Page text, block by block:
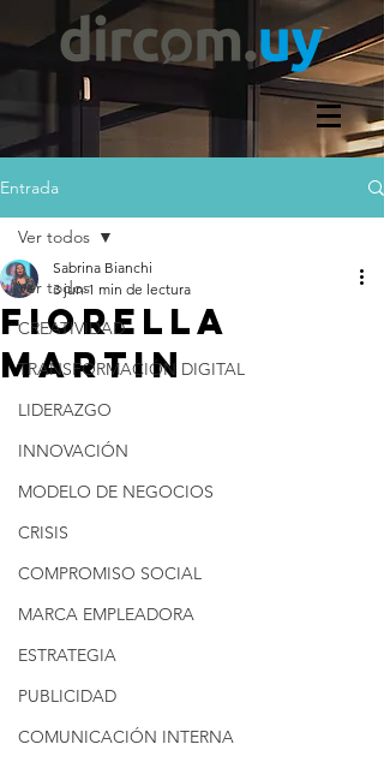
Entrada
Ver todos
CREATIVIDAD
TRANSFORMACIÓN DIGITAL
LIDERAZGO
INNOVACIÓN
MODELO DE NEGOCIOS
CRISIS
COMPROMISO SOCIAL
MARCA EMPLEADORA
ESTRATEGIA
PUBLICIDAD
COMUNICACIÓN INTERNA
Ver todos
FIORELLA
MARTIN
Sabrina Bianchi
3 jun 1 min de lectura